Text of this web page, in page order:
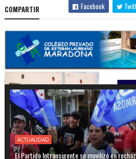
COMPARTIR Facebook
ACTUALIDAD
El Partido Intransigente se movilizó en